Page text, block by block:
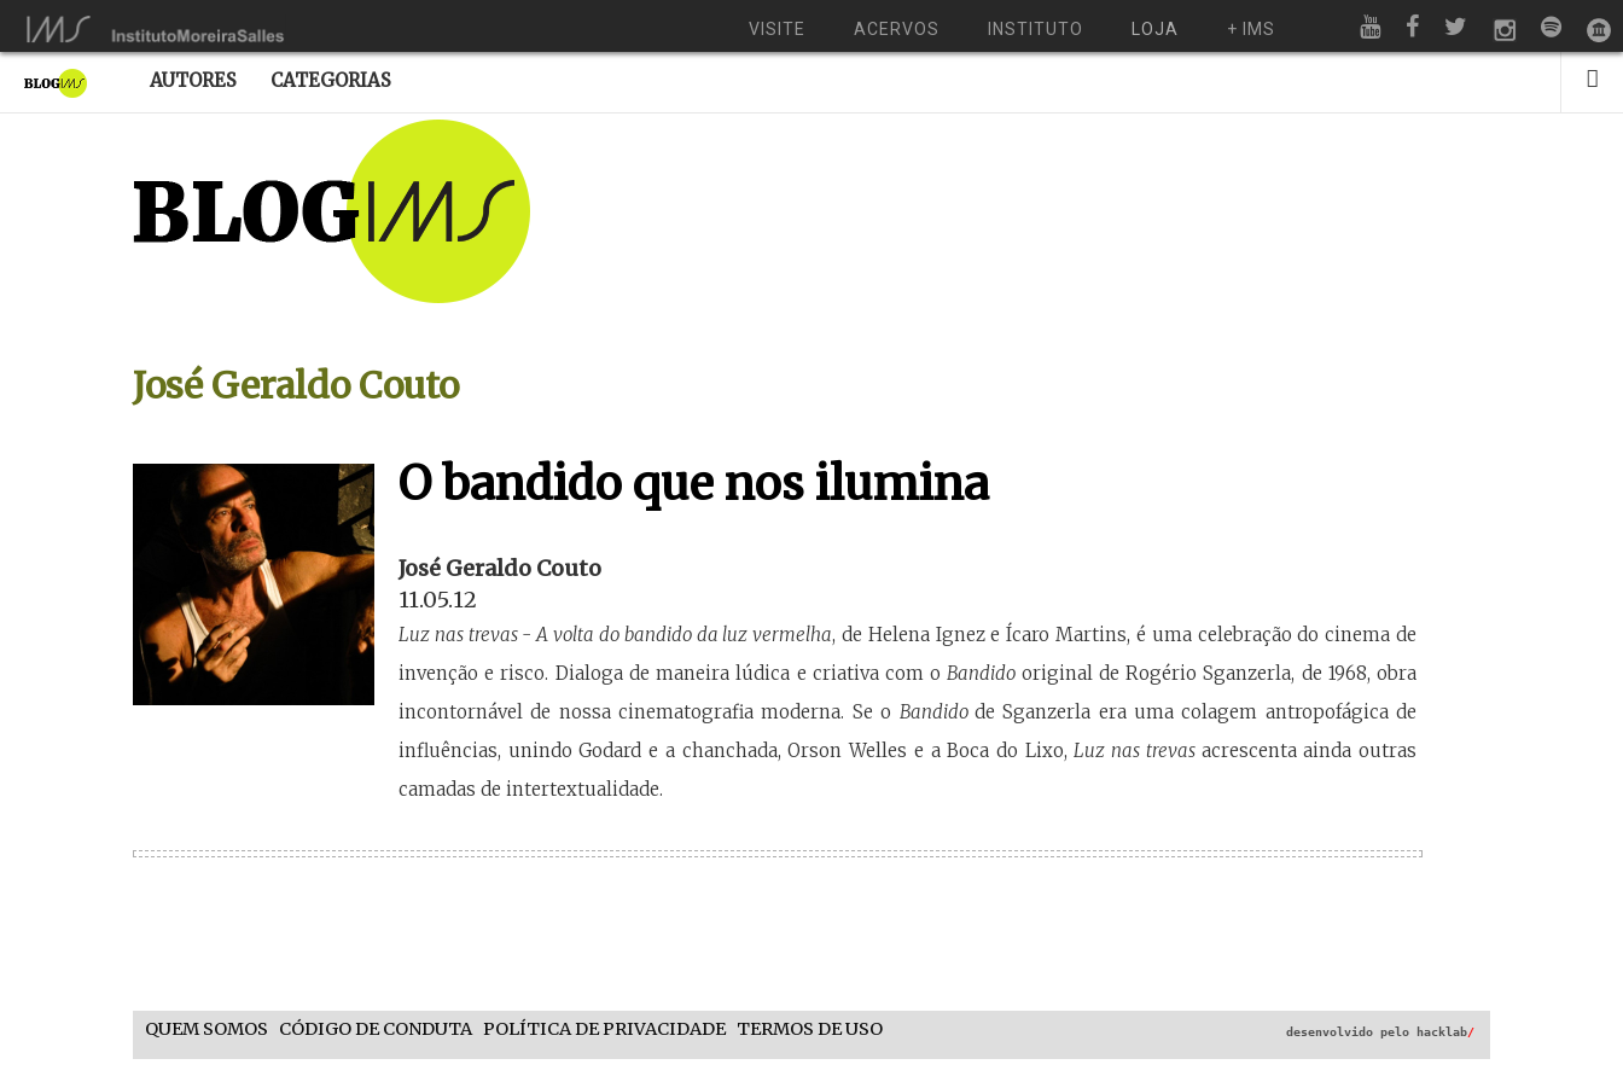
VISITE ACERVOS INSTITUTO LOJA + IMS
AUTORES CATEGORIAS
José Geraldo Couto
O bandido que nos ilumina
José Geraldo Couto
11.05.12
Luz nas trevas - A volta do bandido da luz vermelha, de Helena Ignez e Ícaro Martins, é uma celebração do cinema de
invenção e risco. Dialoga de maneira lúdica e criativa com oBandido original de Rogério Sganzerla, de 1968, obra
incontornável de nossa cinematografia moderna. Se o Bandido de Sganzerla era uma colagem antropofágica de
influências, unindo Godard e a chanchada, Orson Welles e a Boca do Lixo,Luz nas trevas acrescenta ainda outras
camadas de intertextualidade.
QUEM SOMOS CÓDIGO DE CONDUTA POLÍTICA DE PRIVACIDADE TERMOS DE USO desenvolvido pelo hacklab/